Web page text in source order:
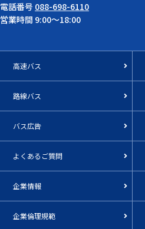
電話番号 088-698-6110
営業時間 9:00～18:00
高速バス
路線バス
バス広告
よくあるご質問
企業情報
企業倫理規範